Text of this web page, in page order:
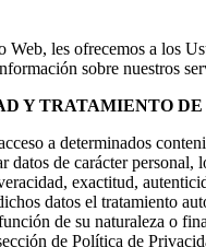
Web, les ofrecemos a los
sobre nuestros
Y TRATAMIENTO DE
a determinados
datos de carácter personal,
exactitud,
datos el tratamiento
de su naturaleza o
de Política de